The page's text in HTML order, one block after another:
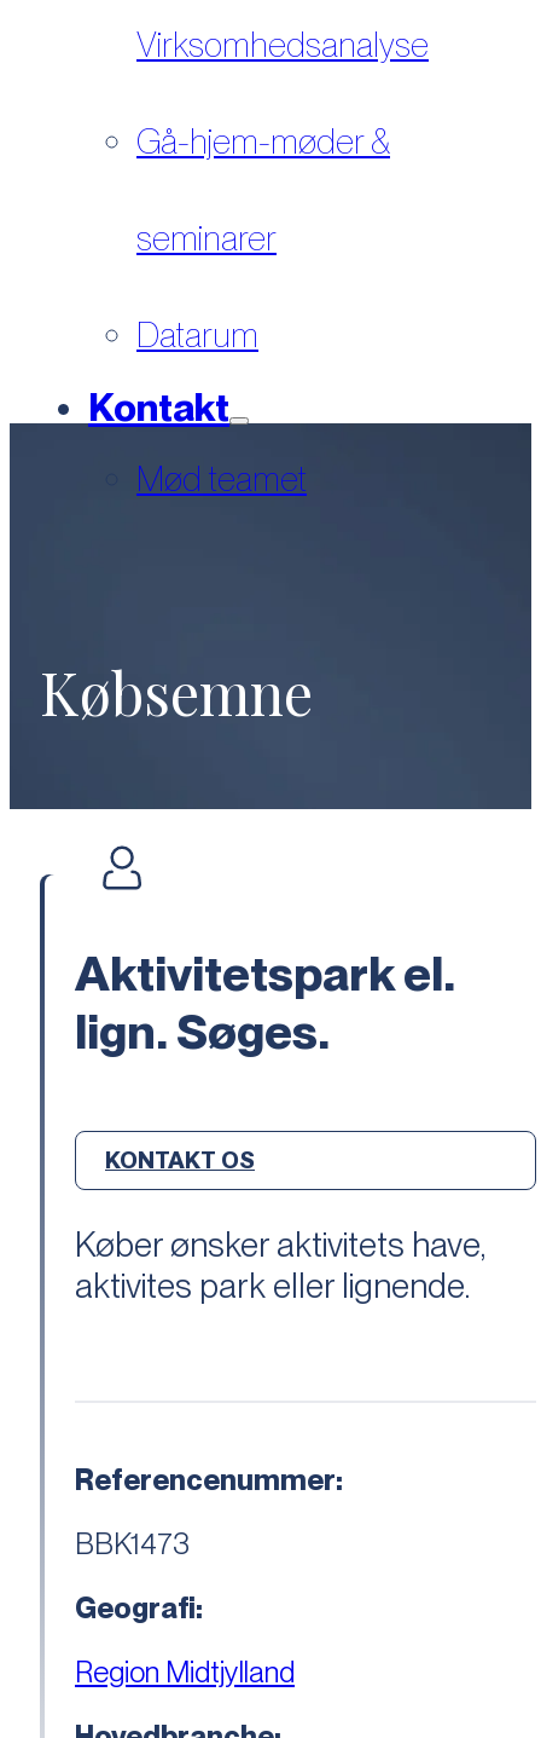
Virksomhedsanalyse
Gå-hjem-møder &
seminarer
Datarum
Kontakt
Mød teamet
Købsemne
Aktivitetspark el.
lign. Søges.
KONTAKT OS
Køber ønsker aktivitets have,
aktivites park eller lignende.
Referencenummer:
BBK1473
Geografi:
Region Midtjylland